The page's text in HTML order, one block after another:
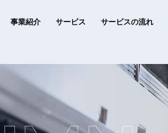
事業紹介 サービス サービスの流れ